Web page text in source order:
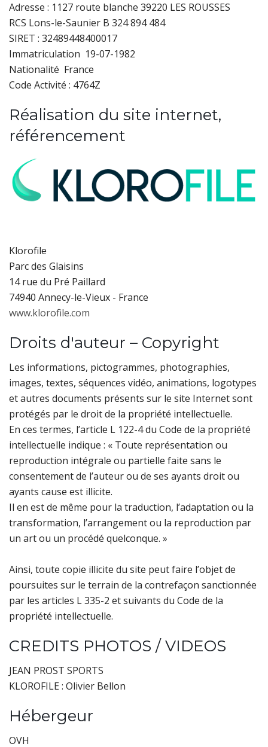
Adresse : 1127 route blanche 39220 LES ROUSSES
RCS Lons-le-Saunier B 324 894 484
SIRET : 32489448400017
Immatriculation 19-07-1982
Nationalité France
Code Activité : 4764Z
Réalisation du site internet,
référencement
Klorofile
Parc des Glaisins
14 rue du Pré Paillard
74940 Annecy-le-Vieux - France
www.klorofile.com
Droits d'auteur – Copyright
Les informations, pictogrammes, photographies,
images, textes, séquences vidéo, animations, logotypes
et autres documents présents sur le site Internet sont
protégés par le droit de la propriété intellectuelle.
En ces termes, l’article L 122-4 du Code de la propriété
intellectuelle indique : « Toute représentation ou
reproduction intégrale ou partielle faite sans le
consentement de l’auteur ou de ses ayants droit ou
ayants cause est illicite.
Il en est de même pour la traduction, l’adaptation ou la
transformation, l’arrangement ou la reproduction par
un art ou un procédé quelconque. »
Ainsi, toute copie illicite du site peut faire l’objet de
poursuites sur le terrain de la contrefaçon sanctionnée
par les articles L 335-2 et suivants du Code de la
propriété intellectuelle.
CREDITS PHOTOS / VIDEOS
JEAN PROST SPORTS
KLOROFILE : Olivier Bellon
Hébergeur
OVH